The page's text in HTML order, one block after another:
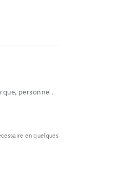
personnel,
en quelques